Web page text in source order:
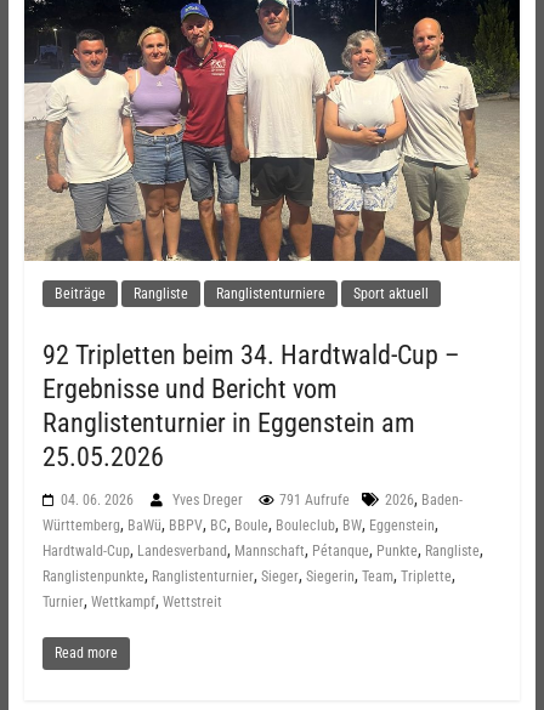
Beiträge Rangliste Ranglistenturniere Sport aktuell
92 Tripletten beim 34. Hardtwald-Cup –
Ergebnisse und Bericht vom
Ranglistenturnier in Eggenstein am
25.05.2026
04. 06. 2026 Yves Dreger 791 Aufrufe 2026, Baden-
Württemberg, BaWü, BBPV, BC, Boule, Bouleclub, BW, Eggenstein,
Hardtwald-Cup, Landesverband, Mannschaft, Pétanque, Punkte, Rangliste,
Ranglistenpunkte, Ranglistenturnier, Sieger, Siegerin, Team, Triplette,
Turnier, Wettkampf, Wettstreit
Read more